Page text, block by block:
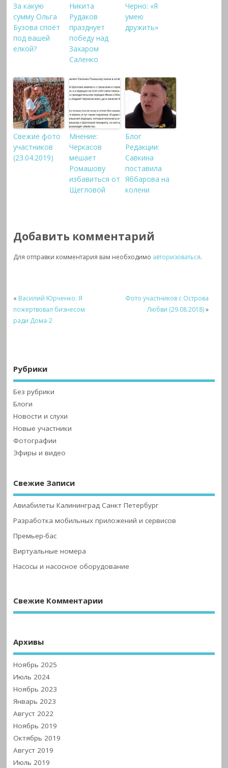
За какую
сумму Ольга
Бузова споёт
под вашей
елкой?
Никита
Рудаков
празднует
победу над
Захаром
Саленко
Черно: «Я
умею
дружить»
Свежие фото
участников
(23.04.2019)
Мнение:
Черкасов
мешает
Ромашову
избавиться от
Щегловой
Блог
Редакции:
Савкина
поставила
Яббарова на
колени
Добавить комментарий
Для отправки комментария вам необходимо авторизоваться.
« Василий Юрченко: Я
пожертвовал бизнесом
ради Дома-2
Фото участников с Острова
Любви (29.08.2018)»
Рубрики
Без рубрики
Блоги
Новости и слухи
Новые участники
Фотографии
Эфиры и видео
Свежие Записи
Авиабилеты Калининград Санкт Петербург
Разработка мобильных приложений и сервисов
Премьер-бас
Виртуальные номера
Насосы и насосное оборудование
Свежие Комментарии
Архивы
Ноябрь 2025
Июль 2024
Ноябрь 2023
Январь 2023
Август 2022
Ноябрь 2019
Октябрь 2019
Август 2019
Июль 2019